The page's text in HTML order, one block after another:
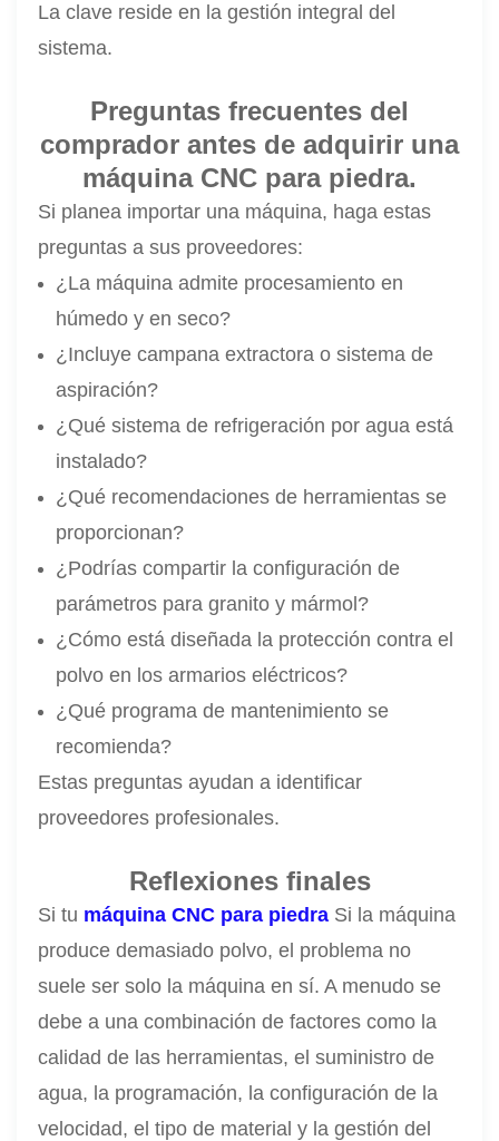
La clave reside en la gestión integral del
sistema.
Preguntas frecuentes del
comprador antes de adquirir una
máquina CNC para piedra.
Si planea importar una máquina, haga estas
preguntas a sus proveedores:
¿La máquina admite procesamiento en
húmedo y en seco?
¿Incluye campana extractora o sistema de
aspiración?
¿Qué sistema de refrigeración por agua está
instalado?
¿Qué recomendaciones de herramientas se
proporcionan?
¿Podrías compartir la configuración de
parámetros para granito y mármol?
¿Cómo está diseñada la protección contra el
polvo en los armarios eléctricos?
¿Qué programa de mantenimiento se
recomienda?
Estas preguntas ayudan a identificar
proveedores profesionales.
Reflexiones finales
Si tu máquina CNC para piedra Si la máquina
produce demasiado polvo, el problema no
suele ser solo la máquina en sí. A menudo se
debe a una combinación de factores como la
calidad de las herramientas, el suministro de
agua, la programación, la configuración de la
velocidad, el tipo de material y la gestión del